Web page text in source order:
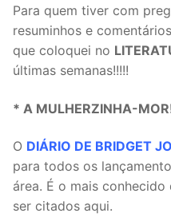
Para quem tiver com
resuminhos e
que coloquei no
últimas semanas!!!!!
* A MULHERZINHA-
O DIÁRIO DE BRIDGET
para todos os
área. É o mais
ser citados aqui.